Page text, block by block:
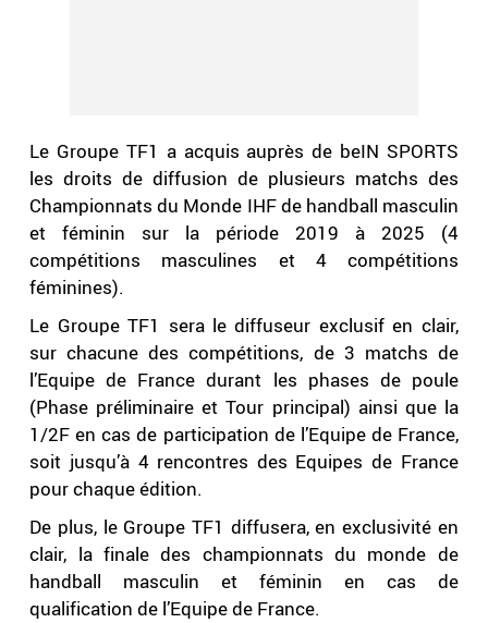
Le Groupe TF1 a acquis auprès de beIN SPORTS
les droits de diffusion de plusieurs matchs des
Championnats du Monde IHF de handball masculin
et féminin sur la période 2019 à 2025 (4
compétitions masculines et 4 compétitions
féminines).
Le Groupe TF1 sera le diffuseur exclusif en clair,
sur chacune des compétitions, de 3 matchs de
l’Equipe de France durant les phases de poule
(Phase préliminaire et Tour principal) ainsi que la
1/2F en cas de participation de l’Equipe de France,
soit jusqu’à 4 rencontres des Equipes de France
pour chaque édition.
De plus, le Groupe TF1 diffusera, en exclusivité en
clair, la finale des championnats du monde de
handball masculin et féminin en cas de
qualification de l’Equipe de France.